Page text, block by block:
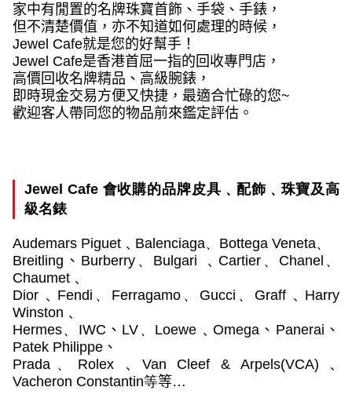
家中有閒置的名牌珠寶首飾、手袋、手錶，
但不清楚價值，亦不知道如何處理的時候，
Jewel Cafe就是您的好幫手！
Jewel Cafe是香港首屈一指的回收專門店，
高價回收名牌精品、高級腕錶，
即時現金交易方便又快捷，最適合忙碌的您~
歡迎客人帶同您的物品前來鑑定評估。
Jewel Cafe 會收購的品牌皮具﹑配飾﹑珠寶及高
級名錶
Audemars Piguet﹑ Balenciaga、 Bottega Veneta、
Breitling 、 Burberry 、 Bulgari ﹑ Cartier 、 Chanel 、
Chaumet﹑
Dior﹑ Fendi 、 Ferragamo、 Gucci 、 Graff﹑ Harry
Winston﹑
Hermes、 IWC 、 LV 、 Loewe﹑Omega 、 Panerai 、
Patek Philippe、
Prada、 Rolex ﹑Van Cleef & Arpels(VCA)﹑
Vacheron Constantin等等…